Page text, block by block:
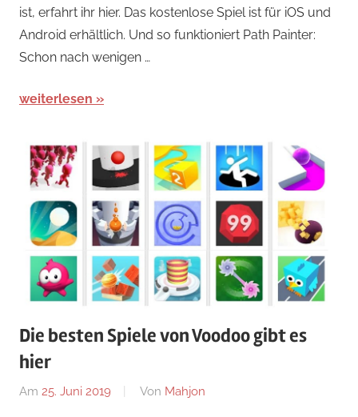
Arcade-
Spiele
ist, erfahrt ihr hier. Das kostenlose Spiel ist für iOS und
Android erhältlich. Und so funktioniert Path Painter:
Schon nach wenigen …
weiterlesen
Die besten Spiele von Voodoo gibt es
hier
Am 25. Juni 2019 Von Mahjon